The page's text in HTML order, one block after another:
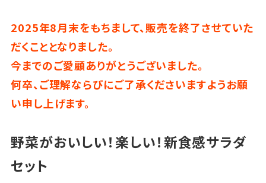
2025年8月末をもちまして、販売を終了させていた
だくこととなりました。
今までのご愛顧ありがとうございました。
何卒、ご理解ならびにご了承くださいますようお願
い申し上げます。
野菜がおいしい！楽しい！新食感サラダ
セット